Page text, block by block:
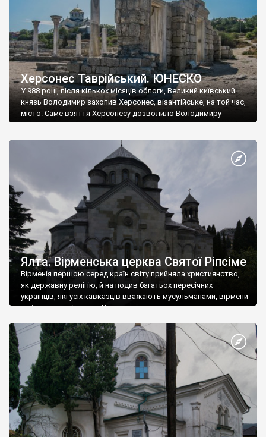
Херсонес Таврійський. ЮНЕСКО
У 988 році, після кількох місяців облоги, Великий київський
князь Володимир захопив Херсонес, візантійське, на той час,
місто. Саме взяття Херсонесу дозволило Володимиру
диктувати свої умови візантійському імператору Василю ІІ, та
Херсонесі Володимир-язичник, став Василем-християнином.
А потім було Хрещення Русі. На честь Херсонесу Таврійського
Ялта. Вірменська церква Святої Ріпсіме
Вірменія першою серед країн світу прийняла християнство,
як державну релігію, й на подив багатьох пересічних
українців, які усіх кавказців вважають мусульманами, вірмени
є відданими вірянами Христа